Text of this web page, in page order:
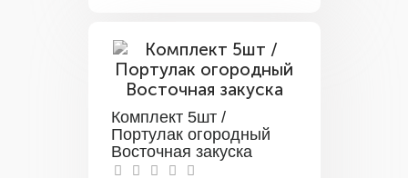
Комплект 5шт /
Портулак огородный
Восточная закуска